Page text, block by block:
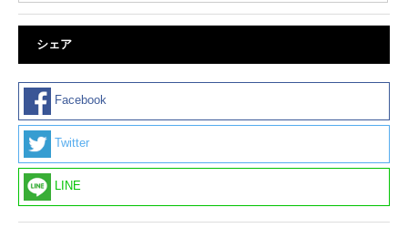
シェア
Facebook
Twitter
LINE